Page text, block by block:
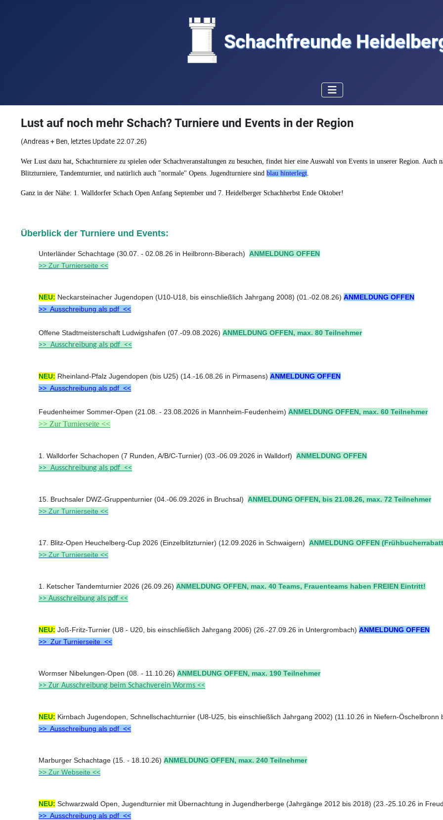
Schachfreunde
Lust auf noch mehr Schach? Turniere und Events in der Region
(Andreas + Ben, letztes Update 22.07.26)
Wer Lust dazu hat, Schachturniere zu spielen oder Schachveranstaltungen zu besuchen, findet hier eine Auswahl von Events in unserer Region.
Blitzturniere, Tandemturnier, und natürlich auch "normale" Opens. Jugendturniere sind blau hinterlegt.
Ganz in der Nähe: 1. Walldorfer Schach Open Anfang September und 7. Heidelberger Schachherbst Ende Oktober!
Überblick der Turniere und Events:
Unterländer Schachtage (30.07. - 02.08.26 in Heilbronn-Biberach) ANMELDUNG OFFEN
>> Zur Turnierseite <<
NEU: Neckarsteinacher Jugendopen (U10-U18, bis einschließlich Jahrgang 2008) (01.-02.08.26) ANMELDUNG OFFEN
>> Ausschreibung als pdf <<
Offene Stadtmeisterschaft Ludwigshafen (07.-09.08.2026) ANMELDUNG OFFEN, max. 80 Teilnehmer
>> Ausschreibung als pdf <<
NEU: Rheinland-Pfalz Jugendopen (bis U25) (14.-16.08.26 in Pirmasens) ANMELDUNG OFFEN
>> Ausschreibung als pdf <<
Feudenheimer Sommer-Open (21.08. - 23.08.2026 in Mannheim-Feudenheim) ANMELDUNG OFFEN, max. 60 Teilnehmer
>> Zur Turnierseite <<
1. Walldorfer Schachopen (7 Runden, A/B/C-Turnier) (03.-06.09.2026 in Walldorf) ANMELDUNG OFFEN
>> Ausschreibung als pdf <<
15. Bruchsaler DWZ-Gruppenturnier (04.-06.09.2026 in Bruchsal) ANMELDUNG OFFEN, bis 21.08.26, max. 72 Teilnehmer
>> Zur Turnierseite <<
17. Blitz-Open Heuchelberg-Cup 2026 (Einzelblitzturnier) (12.09.2026 in Schwaigern) ANMELDUNG OFFEN
>> Zur Turnierseite <<
1. Ketscher Tandemturnier 2026 (26.09.26) ANMELDUNG OFFEN, max. 40 Teams, Frauenteams haben FREIEN Eintritt!
>> Ausschreibung als pdf <<
NEU: Joß-Fritz-Turnier (U8 - U20, bis einschließlich Jahrgang 2006) (26.-27.09.26 in Untergrombach) ANMELDUNG OFFEN
>> Zur Turnierseite <<
Wormser Nibelungen-Open (08. - 11.10.26) ANMELDUNG OFFEN, max. 190 Teilnehmer
>> Zur Ausschreibung beim Schachverein Worms <<
NEU: Kirnbach Jugendopen, Schnellschachturnier (U8-U25, bis einschließlich Jahrgang 2002) (11.10.26 in Niefern-Öschelbronn
>> Ausschreibung als pdf <<
Marburger Schachtage (15. - 18.10.26) ANMELDUNG OFFEN, max. 240 Teilnehmer
>> Zur Webseite <<
NEU: Schwarzwald Open, Jugendturnier mit Übernachtung in Jugendherberge (Jahrgänge 2012 bis 2018) (23.-25.10.26 in
>> Ausschreibung als pdf <<